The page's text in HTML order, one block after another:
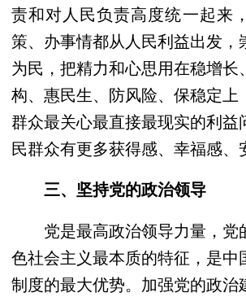
责和对人民负责高度统一起来
策、办事情都从人民利益出发，
为民，把精力和心思用在稳增长
构、惠民生、防风险、保稳定上
群众最关心最直接最现实的利益
民群众有更多获得感、幸福感、
三、坚持党的政治领导
党是最高政治领导力量，党
色社会主义最本质的特征，是中
制度的最大优势。加强党的政治